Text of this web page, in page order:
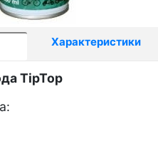
Характеристики
TipTop